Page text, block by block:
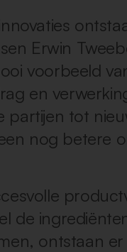
Erwin
voorbeeld
en
partijen tot
nog betere
de
ontstaan